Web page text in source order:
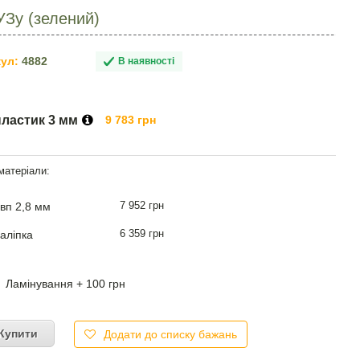
(зелений)
4882 В наявності
3 мм 9 783 грн
2,8 мм 7 952 грн
6 359 грн
Ламінування + 100 грн
Додати до списку бажань